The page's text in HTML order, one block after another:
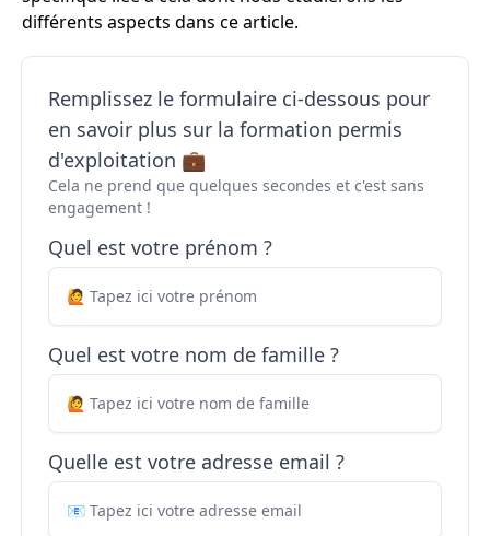
différents aspects dans ce article.
Remplissez le formulaire ci-dessous pour
en savoir plus sur la formation permis
d'exploitation 💼
Cela ne prend que quelques secondes et c'est sans
engagement !
Quel est votre prénom ?
Quel est votre nom de famille ?
Quelle est votre adresse email ?